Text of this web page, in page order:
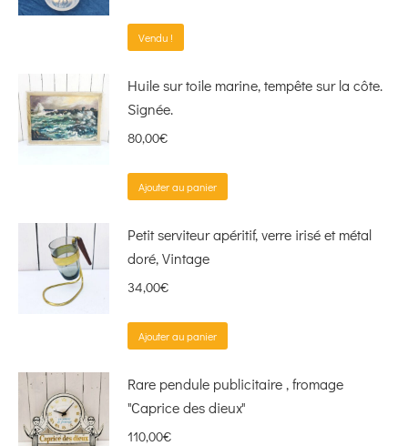
Vendu !
Huile sur toile marine, tempête sur la côte.
Signée.
80,00€
Ajouter au panier
Petit serviteur apéritif, verre irisé et métal
doré, Vintage
34,00€
Ajouter au panier
Rare pendule publicitaire , fromage
"Caprice des dieux"
110,00€